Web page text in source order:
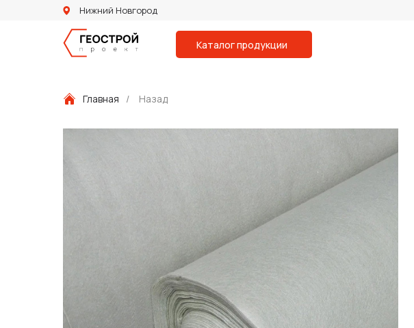
Нижний Новгород
Каталог продукции
Главная / Назад